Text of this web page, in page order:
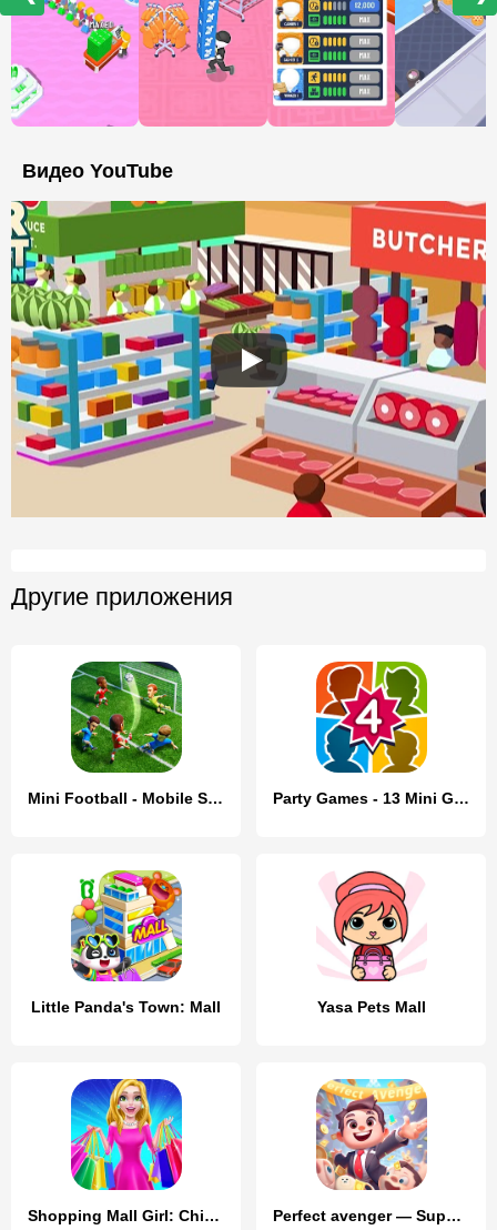
Видео YouTube
Другие приложения
Mini Football - Mobile Soccer Party Games - 13 Mini Games
Little Panda's Town: Mall Yasa Pets Mall
Shopping Mall Girl: Chic Game Perfect avenger — Super Mall